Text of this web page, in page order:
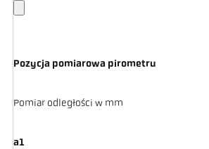
Pozycja pomiarowa pirometru
Pomiar odległości w mm
a1